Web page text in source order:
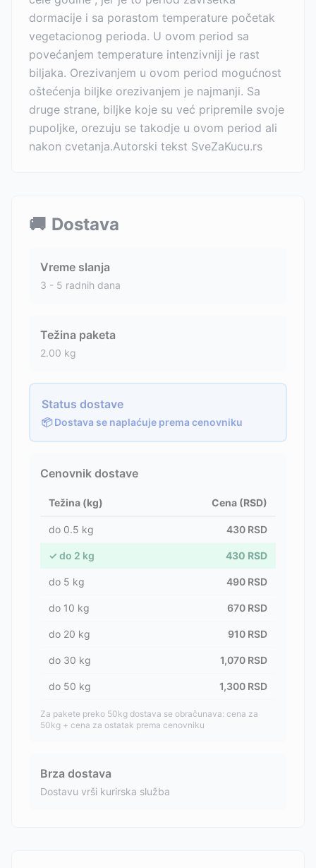
dormacije i sa porastom temperature početak
vegetacionog perioda. U ovom period sa
povećanjem temperature intenzivniji je rast
biljaka. Orezivanjem u ovom period mogućnost
oštećenja biljke orezivanjem je najmanji. Sa
druge strane, biljke koje su već pripremile svoje
pupoljke, orezuju se takodje u ovom period ali
nakon cvetanja.Autorski tekst SveZaKucu.rs
🚚 Dostava
Vreme slanja
3 - 5 radnih dana
Težina paketa
2.00 kg
Status dostave
📦 Dostava se naplaćuje prema cenovniku
Cenovnik dostave
Težina (kg) Cena (RSD)
do 0.5 kg 430 RSD
✓ do 2 kg 430 RSD
do 5 kg 490 RSD
do 10 kg 670 RSD
do 20 kg 910 RSD
do 30 kg 1,070 RSD
do 50 kg 1,300 RSD
Za pakete preko 50kg dostava se obračunava: cena za
50kg + cena za ostatak prema cenovniku
Brza dostava
Dostavu vrši kurirska služba